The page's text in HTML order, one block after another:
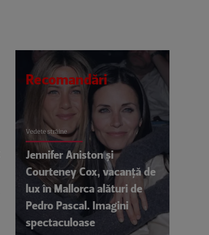
Recomandări
Vedete străine
Jennifer Aniston și
Courteney Cox, vacanță de
lux în Mallorca alături de
Pedro Pascal. Imagini
spectaculoase